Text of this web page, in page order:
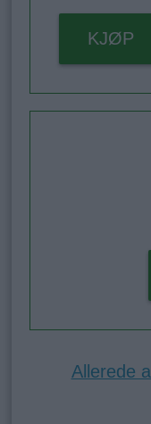
KJØP
Allerede